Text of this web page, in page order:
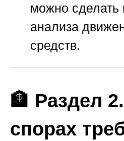
можно сделать
анализа
средств.
🏦 Раздел
спорах